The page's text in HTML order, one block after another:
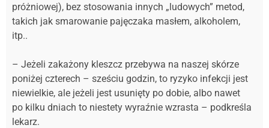
próżniowej), bez stosowania innych „ludowych” metod,
takich jak smarowanie pajęczaka masłem, alkoholem,
itp..
– Jeżeli zakażony kleszcz przebywa na naszej skórze
poniżej czterech – sześciu godzin, to ryzyko infekcji jest
niewielkie, ale jeżeli jest usunięty po dobie, albo nawet
po kilku dniach to niestety wyraźnie wzrasta – podkreśla
lekarz.